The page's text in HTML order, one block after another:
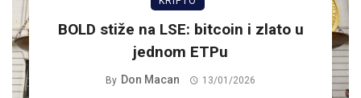
BOLD stiže na LSE: bitcoin i zlato u
jednom ETPu
By Don Macan 13/01/2026